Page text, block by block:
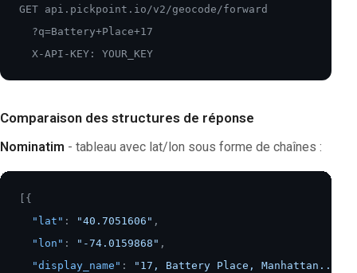
GET api.pickpoint.io/v2/geocode/forward
  ?q=Battery+Place+17
  X-API-KEY: YOUR_KEY
Comparaison des structures de réponse
Nominatim - tableau avec lat/lon sous forme de chaînes :
{
"lat" : "40.7051606" ,
"lon" : "-74.0159868" ,
"display_name" : "17, Battery Place, Manhattan..."